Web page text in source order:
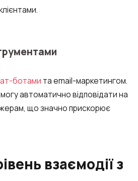
ботами та email-маркетингом.
автоматично відповідати на
що значно прискорює
взаємодії з